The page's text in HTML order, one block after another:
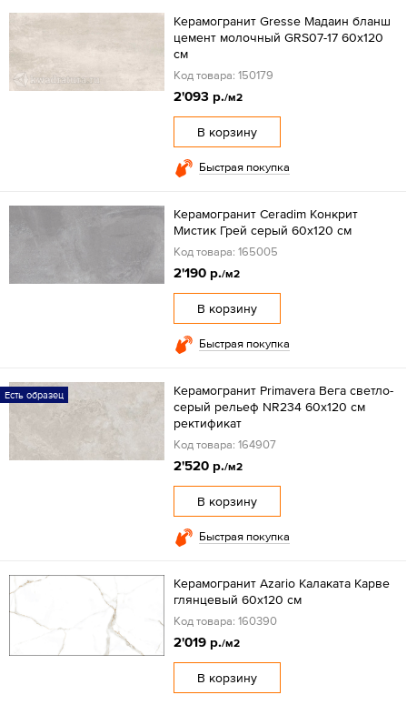
Керамогранит Gresse Мадаин бланш
цемент молочный GRS07-17 60х120
см
Код товара: 150179
2'093 р./м2
В корзину
Быстрая покупка
Керамогранит Ceradim Конкрит
Мистик Грей серый 60x120 см
Код товара: 165005
2'190 р./м2
В корзину
Быстрая покупка
Есть образец
Керамогранит Primavera Вега светло-
серый рельеф NR234 60x120 см
ректификат
Код товара: 164907
2'520 р./м2
В корзину
Быстрая покупка
Керамогранит Azario Калаката Карве
глянцевый 60x120 см
Код товара: 160390
2'019 р./м2
В корзину